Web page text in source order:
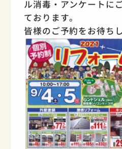
ル消毒・アンケートに
ております。
皆様のご予約をお待ち